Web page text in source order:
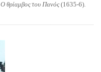
Ο θρίαμβος του Πανός(1635-6).